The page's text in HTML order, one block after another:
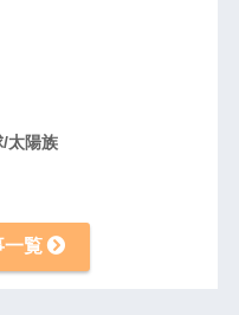
/太陽族
一覧